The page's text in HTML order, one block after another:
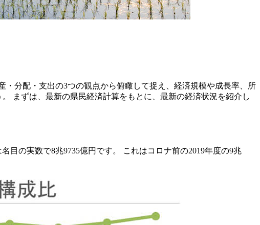
分配・支出の3つの観点から俯瞰して捉え、経済規模や成長率、所
まずは、最新の県民経済計算をもとに、最新の経済状況を紹介し
の実数で8兆9735億円です。 これはコロナ前の2019年度の9兆